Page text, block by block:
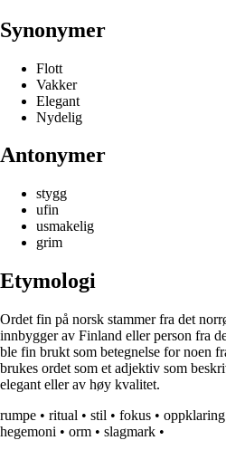
Synonymer
Flott
Vakker
Elegant
Nydelig
Antonymer
stygg
ufin
usmakelig
grim
Etymologi
Ordet fin på norsk stammer fra det
innbygger av Finland eller person fra
ble fin brukt som betegnelse for noen
brukes ordet som et adjektiv som
elegant eller av høy kvalitet.
rumpe • ritual • stil • fokus • oppklaring
hegemoni • orm • slagmark •